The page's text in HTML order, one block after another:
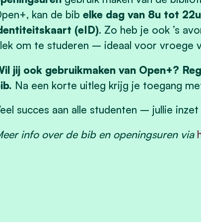
kan de bib elke dag van 8u tot 22u
(eID). Zo heb je ook ’s
om te studeren – ideaal voor vroege
jij ook gebruikmaken van Open+?
Na een korte uitleg krijg je toegang
succes aan alle studenten – jullie
info over de bib en openingsuren via